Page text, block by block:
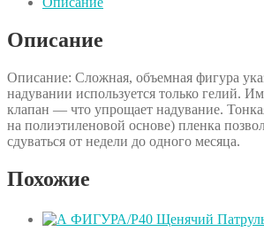
сердце
Описание
Описание: Сложная, объемная фигура
надувании используется только гелий.
клапан — что упрощает надувание.
на полиэтиленовой основе) пленка
сдуваться от недели до одного месяца.
Похожие